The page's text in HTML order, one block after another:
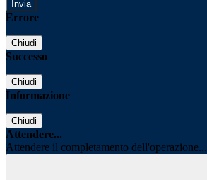
Errore
Chiudi
Successo
Chiudi
Informazione
Chiudi
Attendere...
Attendere il completamento dell'operazione...